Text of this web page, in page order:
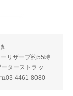
リザーブ約55時
ターストラッ
℡03-4461-8080